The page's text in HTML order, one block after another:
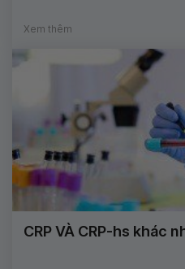
Xem thêm
CRP VÀ CRP-hs khác